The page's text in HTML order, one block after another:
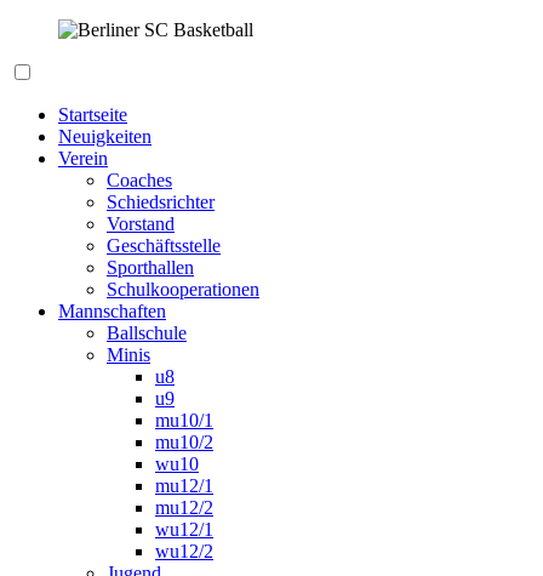
springen
Startseite
Neuigkeiten
Verein
Coaches
Schiedsrichter
Vorstand
Geschäftsstelle
Sporthallen
Schulkooperationen
Mannschaften
Ballschule
Minis
u8
u9
mu10/1
mu10/2
wu10
mu12/1
mu12/2
wu12/1
wu12/2